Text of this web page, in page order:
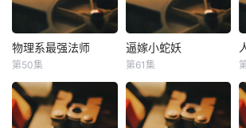
物理系最强法师
物理系最强法师
第50集
逼嫁小蛇妖
逼嫁小蛇妖
第61集